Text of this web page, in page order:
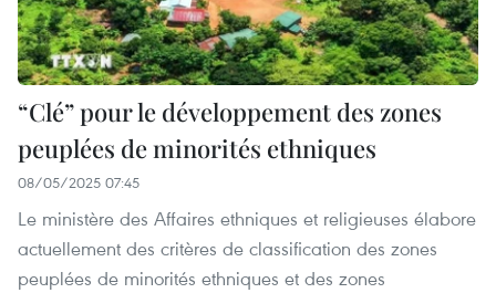
“Clé” pour le développement des zones
peuplées de minorités ethniques
08/05/2025 07:45
Le ministère des Affaires ethniques et religieuses élabore
actuellement des critères de classification des zones
peuplées de minorités ethniques et des zones